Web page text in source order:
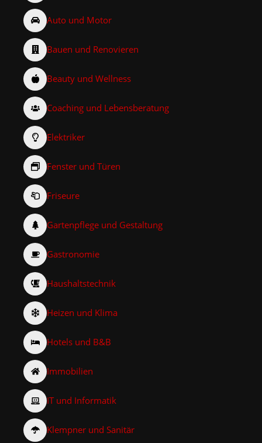
Auto und Motor
Bauen und Renovieren
Beauty und Wellness
Coaching und Lebensberatung
Elektriker
Fenster und Türen
Friseure
Gartenpflege und Gestaltung
Gastronomie
Haushaltstechnik
Heizen und Klima
Hotels und B&B
Immobilien
IT und Informatik
Klempner und Sanitär